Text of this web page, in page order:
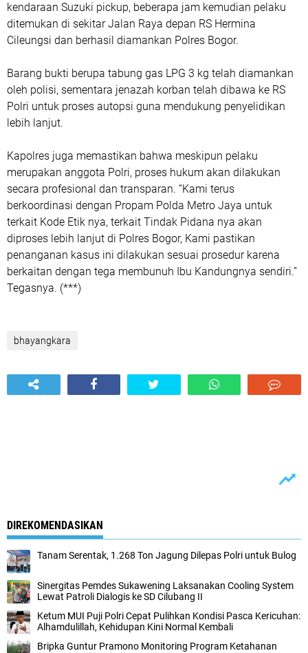
kendaraan Suzuki pickup, beberapa jam kemudian pelaku
ditemukan di sekitar Jalan Raya depan RS Hermina
Cileungsi dan berhasil diamankan Polres Bogor.
Barang bukti berupa tabung gas LPG 3 kg telah diamankan
oleh polisi, sementara jenazah korban telah dibawa ke RS
Polri untuk proses autopsi guna mendukung penyelidikan
lebih lanjut.
Kapolres juga memastikan bahwa meskipun pelaku
merupakan anggota Polri, proses hukum akan dilakukan
secara profesional dan transparan. “Kami terus
berkoordinasi dengan Propam Polda Metro Jaya untuk
terkait Kode Etik nya, terkait Tindak Pidana nya akan
diproses lebih lanjut di Polres Bogor, Kami pastikan
penanganan kasus ini dilakukan sesuai prosedur karena
berkaitan dengan tega membunuh Ibu Kandungnya sendiri.”
Tegasnya. (***)
bhayangkara
DIREKOMENDASIKAN
Tanam Serentak, 1.268 Ton Jagung Dilepas Polri untuk Bulog
Sinergitas Pemdes Sukawening Laksanakan Cooling System
Lewat Patroli Dialogis ke SD Cilubang II
Ketum MUI Puji Polri Cepat Pulihkan Kondisi Pasca Kericuhan:
Alhamdulillah, Kehidupan Kini Normal Kembali
Bripka Guntur Pramono Monitoring Program Ketahanan